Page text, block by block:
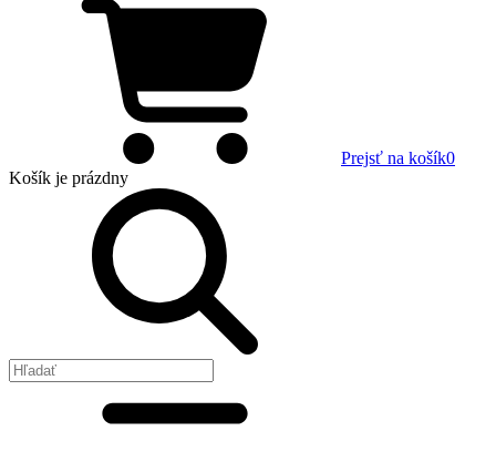
Prejsť na košík0
Košík je prázdny